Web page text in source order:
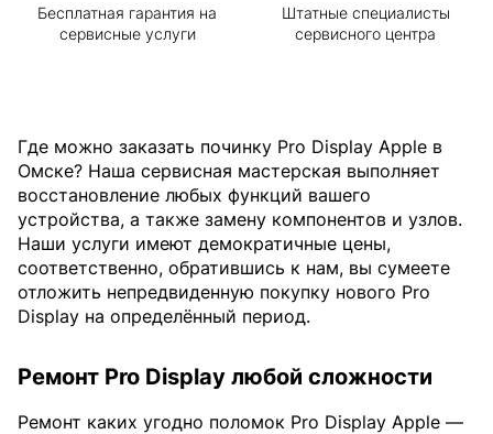
Бесплатная гарантия на
сервисные услуги
Штатные специалисты
сервисного центра
Где можно заказать починку Pro Display Apple в
Омске? Наша сервисная мастерская выполняет
восстановление любых функций вашего
устройства, а также замену компонентов и узлов.
Наши услуги имеют демократичные цены,
соответственно, обратившись к нам, вы сумеете
отложить непредвиденную покупку нового Pro
Display на определённый период.
Ремонт Pro Display любой сложности
Ремонт каких угодно поломок Pro Display Apple —